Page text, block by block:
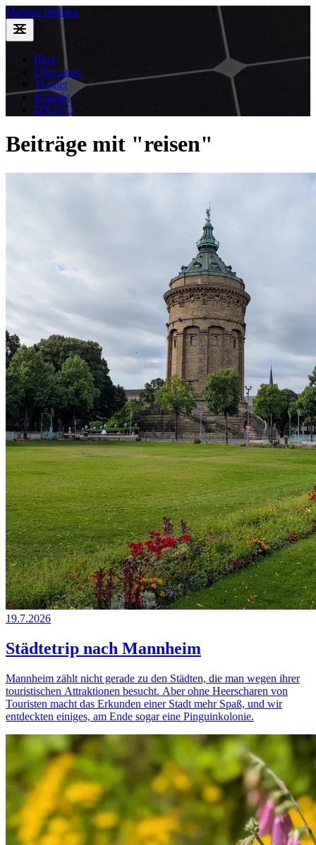
Mathias Wellner
Blog
Über mich
Theater
Kontakt
DSGVO
Beiträge mit "reisen"
19.7.2026
Städtetrip nach Mannheim
Mannheim zählt nicht gerade zu den Städten, die man wegen ihrer
touristischen Attraktionen besucht. Aber ohne Heerscharen von
Touristen macht das Erkunden einer Stadt mehr Spaß, und wir
entdeckten einiges, am Ende sogar eine Pinguinkolonie.